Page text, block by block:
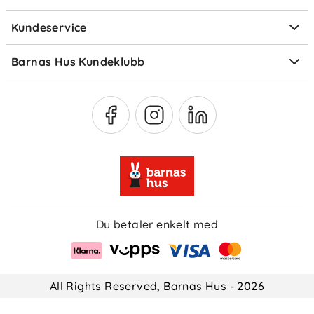
plagget til lufting ved behov – dette forlenger
levetiden, reduserer energibruk og skåner miljøet
for unødvendige utslipp.
Kundeservice
Om Klarna
Barnas Hus Kundeklubb
Medlemsvilkår
Du betaler enkelt med
All Rights Reserved, Barnas Hus - 2026